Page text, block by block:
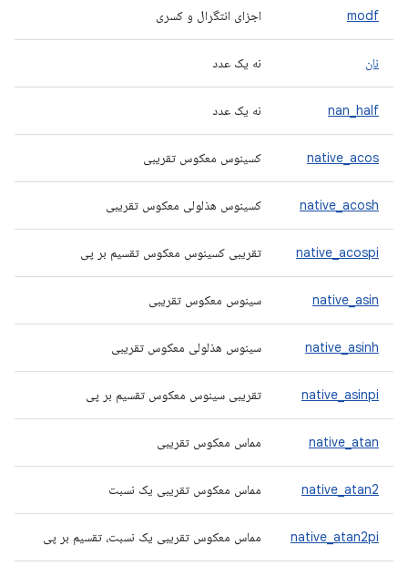
modf اجزای انتگرال و کسری
نان نه یک عدد
nan_half نه یک عدد
native_acos کسینوس معکوس تقریبی
native_acosh کسینوس هذلولی معکوس تقریبی
native_acospi تقریبی کسینوس معکوس تقسیم بر پی
native_asin سینوس معکوس تقریبی
native_asinh سینوس هذلولی معکوس تقریبی
native_asinpi تقریبی سینوس معکوس تقسیم بر پی
native_atan مماس معکوس تقریبی
native_atan2 مماس معکوس تقریبی یک نسبت
native_atan2pi مماس معکوس تقریبی یک نسبت، تقسیم بر پی